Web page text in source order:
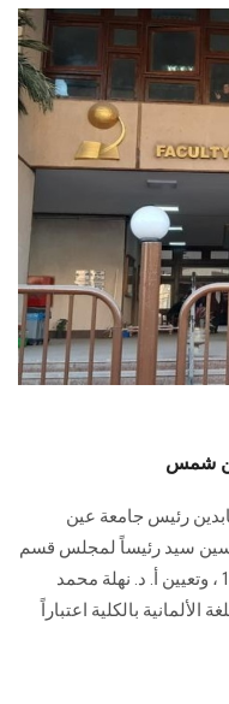
شمس
رئيس جامعة عين
سيد رئيساً لمجلس قسم
اللغة الصينية بالكلية اعتباراً من 19/3/2025 ، وتعيين أ. د. نهلة محمد
بالكلية اعتباراً